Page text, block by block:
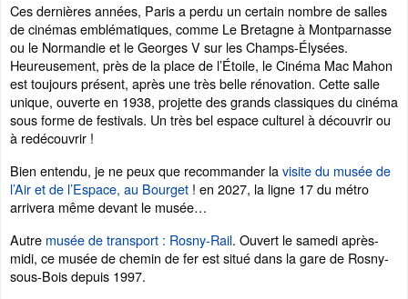
Ces dernières années, Paris a perdu un certain nombre de salles
de cinémas emblématiques, comme Le Bretagne à Montparnasse
ou le Normandie et le Georges V sur les Champs-Élysées.
Heureusement, près de la place de l’Étoile, le Cinéma Mac Mahon
est toujours présent, après une très belle rénovation. Cette salle
unique, ouverte en 1938, projette des grands classiques du cinéma
sous forme de festivals. Un très bel espace culturel à découvrir ou
à redécouvrir !
Bien entendu, je ne peux que recommander lavisite du musée de
l’Air et de l’Espace, au Bourget ! en 2027, la ligne 17 du métro
arrivera même devant le musée…
Autre musée de transport : Rosny-Rail. Ouvert le samedi après-
midi, ce musée de chemin de fer est situé dans la gare de Rosny-
sous-Bois depuis 1997.